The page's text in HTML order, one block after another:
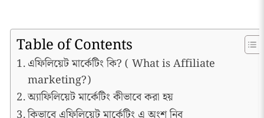
Table of Contents
এফিলিয়েট মার্কেটিং কি? ( What is Affiliate
marketing?)
অ্যাফিলিয়েট মার্কেটিং কীভাবে করা হয়
কিভাবে এফিলিয়েট মার্কেটিং এ অংশ নিব